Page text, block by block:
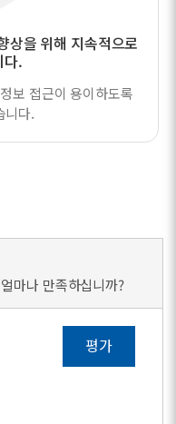
상을 위해 지속적으로
다.
보 접근이 용이하도록
니다.
마나 만족하십니까?
평가